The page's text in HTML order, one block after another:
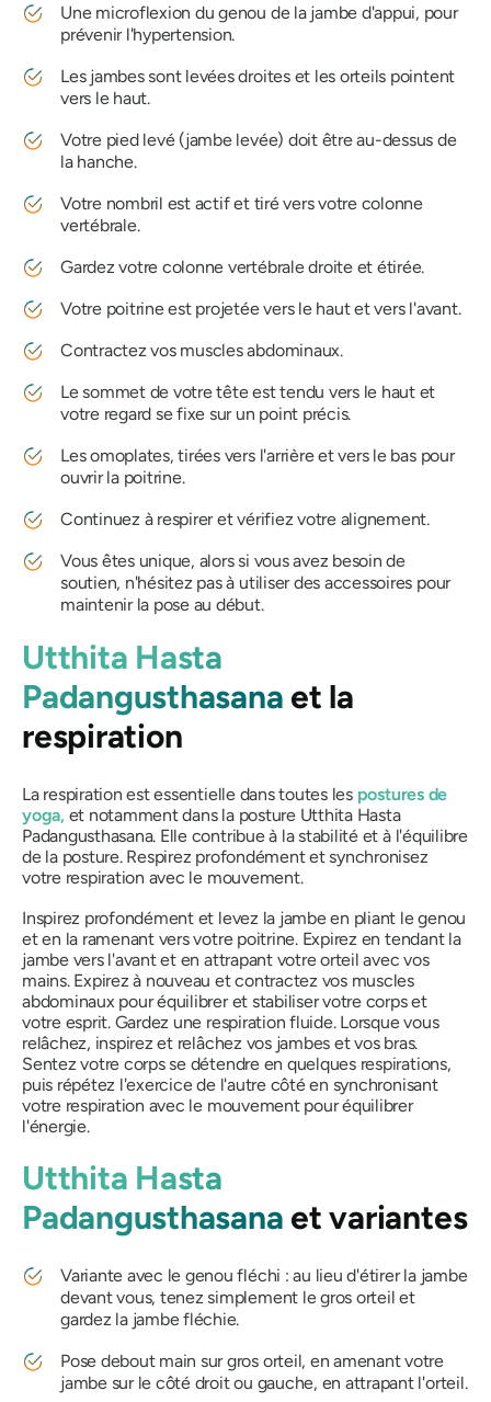
Une microflexion du genou de la jambe d'appui, pour
prévenir l'hypertension.
Les jambes sont levées droites et les orteils pointent
vers le haut.
Votre pied levé (jambe levée) doit être au-dessus de
la hanche.
Votre nombril est actif et tiré vers votre colonne
vertébrale.
Gardez votre colonne vertébrale droite et étirée.
Votre poitrine est projetée vers le haut et vers l'avant.
Contractez vos muscles abdominaux.
Le sommet de votre tête est tendu vers le haut et
votre regard se fixe sur un point précis.
Les omoplates, tirées vers l'arrière et vers le bas pour
ouvrir la poitrine.
Continuez à respirer et vérifiez votre alignement.
Vous êtes unique, alors si vous avez besoin de
soutien, n'hésitez pas à utiliser des accessoires pour
maintenir la pose au début.
Utthita Hasta
Padangusthasana et la
respiration
La respiration est essentielle dans toutes les postures de
yoga,et notamment dans la posture Utthita Hasta
Padangusthasana. Elle contribue à la stabilité et à l'équilibre
de la posture. Respirez profondément et synchronisez
votre respiration avec le mouvement.
Inspirez profondément et levez la jambe en pliant le genou
et en la ramenant vers votre poitrine. Expirez en tendant la
jambe vers l'avant et en attrapant votre orteil avec vos
mains. Expirez à nouveau et contractez vos muscles
abdominaux pour équilibrer et stabiliser votre corps et
votre esprit. Gardez une respiration fluide. Lorsque vous
relâchez, inspirez et relâchez vos jambes et vos bras.
Sentez votre corps se détendre en quelques respirations,
puis répétez l'exercice de l'autre côté en synchronisant
votre respiration avec le mouvement pour équilibrer
l'énergie.
Utthita Hasta
Padangusthasana et variantes
Variante avec le genou fléchi : au lieu d'étirer la jambe
devant vous, tenez simplement le gros orteil et
gardez la jambe fléchie.
Pose debout main sur gros orteil, en amenant votre
jambe sur le côté droit ou gauche, en attrapant l'orteil.